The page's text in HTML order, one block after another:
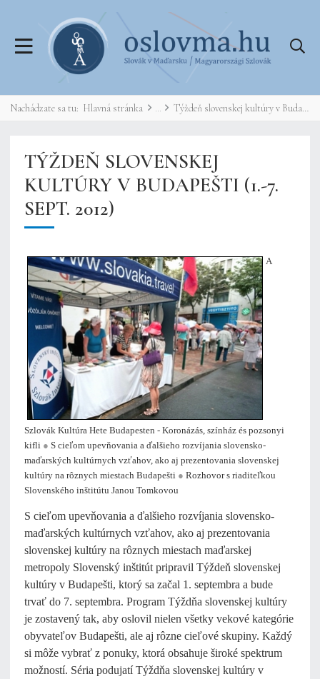
Nachádzate sa tu: Hlavná stránka Týždeň slovenskej kultúry v Budapešti (1.-7. sept. 2012)
TÝŽDEŇ SLOVENSKEJ
KULTÚRY V BUDAPEŠTI (1.-7.
SEPT. 2012)
A
Szlovák Kultúra Hete Budapesten - Koronázás, színház és pozsonyi
kifli ● S cieľom upevňovania a ďalšieho rozvíjania slovensko-
maďarských kultúrnych vzťahov, ako aj prezentovania slovenskej
kultúry na rôznych miestach Budapešti ● Rozhovor s riaditeľkou
Slovenského inštitútu Janou Tomkovou
S cieľom upevňovania a ďalšieho rozvíjania slovensko-
maďarských kultúrnych vzťahov, ako aj prezentovania
slovenskej kultúry na rôznych miestach maďarskej
metropoly Slovenský inštitút pripravil Týždeň slovenskej
kultúry v Budapešti, ktorý sa začal 1. septembra a bude
trvať do 7. septembra. Program Týždňa slovenskej kultúry
je zostavený tak, aby oslovil nielen všetky vekové kategórie
obyvateľov Budapešti, ale aj rôzne cieľové skupiny. Každý
si môže vybrať z ponuky, ktorá obsahuje široké spektrum
možností. Séria podujatí Týždňa slovenskej kultúry v